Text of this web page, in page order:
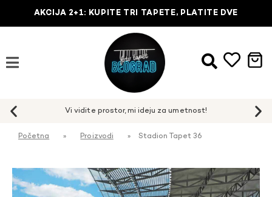
AKCIJA 2+1: KUPITE TRI TAPETE, PLATITE DVE
Početna » Proizvodi » Stadion Tapet 36